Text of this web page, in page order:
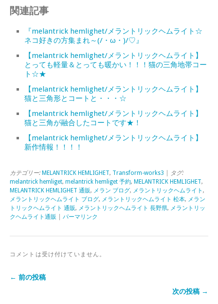
関連記事
『melantrick hemlighet/メラントリックヘムライト☆
ネコ好きの方集まれ～(/・ω・)/♡』
【melantrick hemlighet/メラントリックヘムライト】
とっても軽量＆とっても暖かい！！！猫の三角地帯コー
ト☆★
【melantrick hemlighet/メラントリックヘムライト】
猫と三角形とコートと・・・☆
【melantrick hemlighet/メラントリックヘムライト】
猫と三角が融合したコートです★！
【melantrick hemlighet/メラントリックヘムライト】
新作情報！！！！
カテゴリー: MELANTRICK HEMLIGHET, Transform-works3 | タグ:
melantrick hemliget, melantrick hemliget 予約, MELANTRICK HEMLIGHET,
MELANTRICK HEMLIGHET 通販, メラン ブログ, メラントリックヘムライト ,
メラントリックヘムライト ブログ, メラントリックヘムライト 松本, メラン
トリックヘムライト 通販, メラントリックヘムライト 長野県, メラントリッ
クヘムライト通販
パーマリンク
コメントは受け付けていません。
← 前の投稿
次の投稿 →